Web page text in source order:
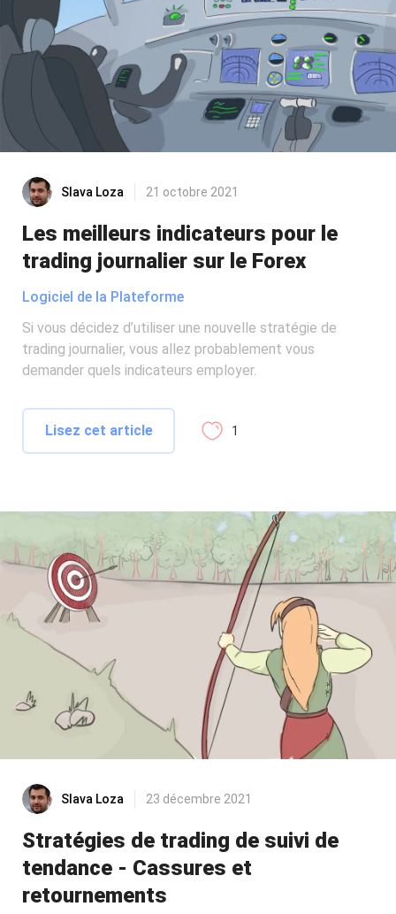
Slava Loza 21 octobre 2021
Les meilleurs indicateurs pour le
trading journalier sur le Forex
Logiciel de la Plateforme
Si vous décidez d’utiliser une nouvelle stratégie de
trading journalier, vous allez probablement vous
demander quels indicateurs employer.
Lisez cet article 1
Slava Loza 23 décembre 2021
Stratégies de trading de suivi de
tendance - Cassures et
retournements